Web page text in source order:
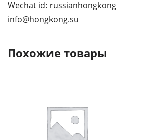
Wechat id: russianhongkong
info@hongkong.su
Похожие товары